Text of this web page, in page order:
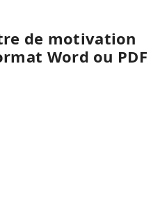
de motivation
Word ou PDF